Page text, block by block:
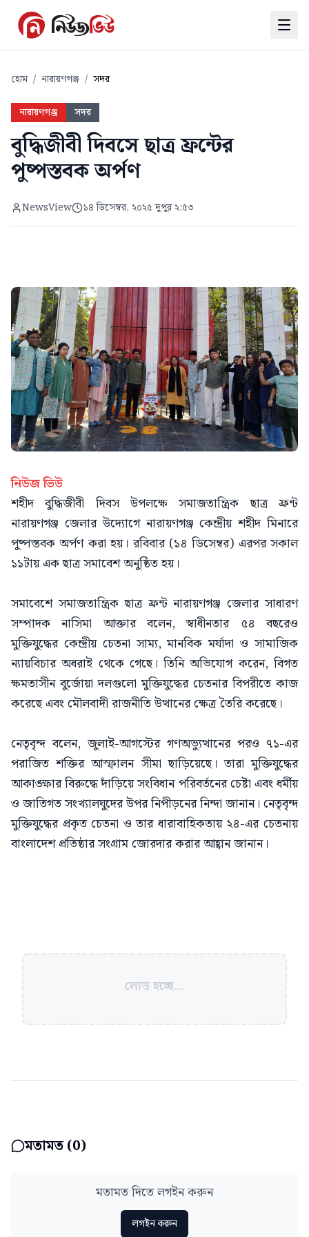
হোম / নারায়ণগঞ্জ / সদর
নারায়ণগঞ্জ সদর
বুদ্ধিজীবী দিবসে ছাত্র ফ্রন্টের
পুষ্পস্তবক অর্পণ
NewsView ১৪ ডিসেম্বর, ২০২৫ দুপুর ২:৫৩
নিউজ ভিউ
শহীদ বুদ্ধিজীবী দিবস উপলক্ষে সমাজতান্ত্রিক ছাত্র ফ্রন্ট
নারায়ণগঞ্জ জেলার উদ্যোগে নারায়ণগঞ্জ কেন্দ্রীয় শহীদ মিনারে
পুষ্পস্তবক অর্পণ করা হয়। রবিবার (১৪ ডিসেম্বর) এরপর সকাল
১১টায় এক ছাত্র সমাবেশ অনুষ্ঠিত হয়।
সমাবেশে সমাজতান্ত্রিক ছাত্র ফ্রন্ট নারায়ণগঞ্জ জেলার সাধারণ
সম্পাদক নাসিমা আক্তার বলেন, স্বাধীনতার ৫৪ বছরেও
মুক্তিযুদ্ধের কেন্দ্রীয় চেতনা সাম্য, মানবিক মর্যাদা ও সামাজিক
ন্যায়বিচার অধরাই থেকে গেছে। তিনি অভিযোগ করেন, বিগত
ক্ষমতাসীন বুর্জোয়া দলগুলো মুক্তিযুদ্ধের চেতনার বিপরীতে কাজ
করেছে এবং মৌলবাদী রাজনীতি উত্থানের ক্ষেত্র তৈরি করেছে।
নেতৃবৃন্দ বলেন, জুলাই-আগস্টের গণঅভ্যুত্থানের পরও ৭১-এর
পরাজিত শক্তির আস্ফালন সীমা ছাড়িয়েছে। তারা মুক্তিযুদ্ধের
আকাঙ্ক্ষার বিরুদ্ধে দাঁড়িয়ে সংবিধান পরিবর্তনের চেষ্টা এবং ধর্মীয়
ও জাতিগত সংখ্যালঘুদের উপর নিপীড়নের নিন্দা জানান। নেতৃবৃন্দ
মুক্তিযুদ্ধের প্রকৃত চেতনা ও তার ধারাবাহিকতায় ২৪-এর চেতনায়
বাংলাদেশ প্রতিষ্ঠার সংগ্রাম জোরদার করার আহ্বান জানান।
লোড হচ্ছে...
মতামত (0)
মতামত দিতে লগইন করুন
লগইন করুন